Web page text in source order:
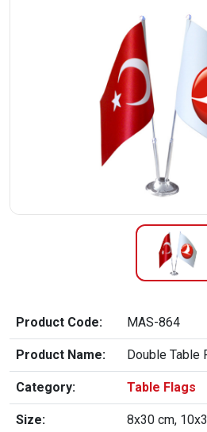
Product Code: MAS-864
Product Name: Double Table
Category: Table Flags
Size: 8x30 cm,